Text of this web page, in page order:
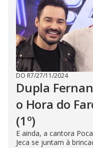
DO R7/27/11/2024
Dupla
o Hora do
(1º)
E ainda, a cantora
Jeca se juntam à